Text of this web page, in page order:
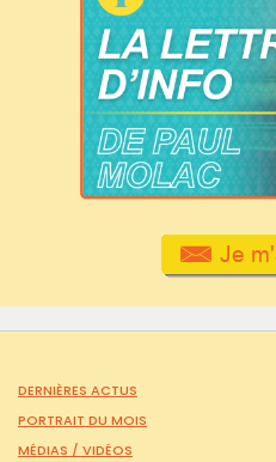
DERNIÈRES ACTUS
PORTRAIT DU MOIS
MÉDIAS / VIDÉOS